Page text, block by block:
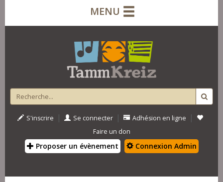
MENU
S'inscrire | Se connecter | Adhésion en ligne |
Faire un don
Proposer un évènement Connexion Admin